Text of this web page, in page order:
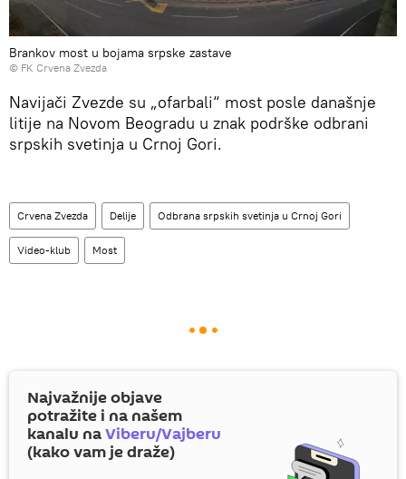
Brankov most u bojama srpske zastave
© FK Crvena Zvezda
Navijači Zvezde su „ofarbali“ most posle današnje
litije na Novom Beogradu u znak podrške odbrani
srpskih svetinja u Crnoj Gori.
Crvena Zvezda Delije Odbrana srpskih svetinja u Crnoj Gori
Video-klub Most
Najvažnije objave
potražite i na našem
kanalu naViberu/Vajberu
(kako vam je draže)